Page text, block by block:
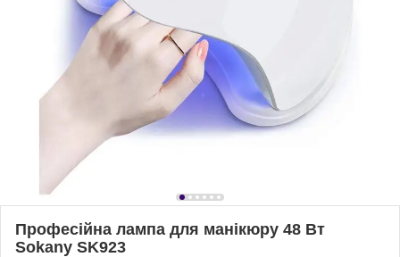
Професійна лампа для манікюру 48 Вт
Sokany SK923